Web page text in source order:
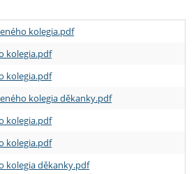
kolegia.pdf
kolegia.pdf
kolegia.pdf
kolegia děkanky.pdf
kolegia.pdf
kolegia.pdf
kolegia děkanky.pdf